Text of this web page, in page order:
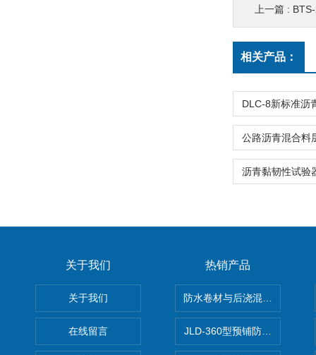
上一篇 : BTS-
相关产品：
关于我们
关于我们
在线留言
热销产品
防水卷材与后浇混凝土剥离强
JLD-360型预铺防水卷材抗冲